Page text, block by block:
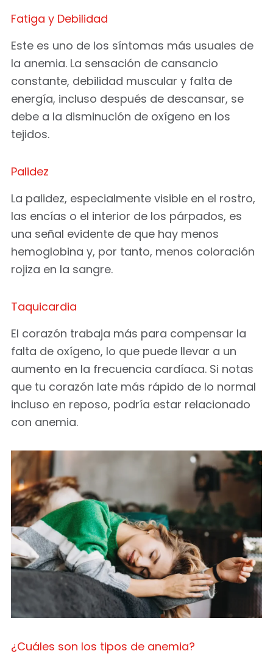
Fatiga y Debilidad
Este es uno de los síntomas más usuales de
la anemia. La sensación de cansancio
constante, debilidad muscular y falta de
energía, incluso después de descansar, se
debe a la disminución de oxígeno en los
tejidos.
Palidez
La palidez, especialmente visible en el rostro,
las encías o el interior de los párpados, es
una señal evidente de que hay menos
hemoglobina y, por tanto, menos coloración
rojiza en la sangre.
Taquicardia
El corazón trabaja más para compensar la
falta de oxígeno, lo que puede llevar a un
aumento en la frecuencia cardíaca. Si notas
que tu corazón late más rápido de lo normal
incluso en reposo, podría estar relacionado
con anemia.
¿Cuáles son los tipos de anemia?